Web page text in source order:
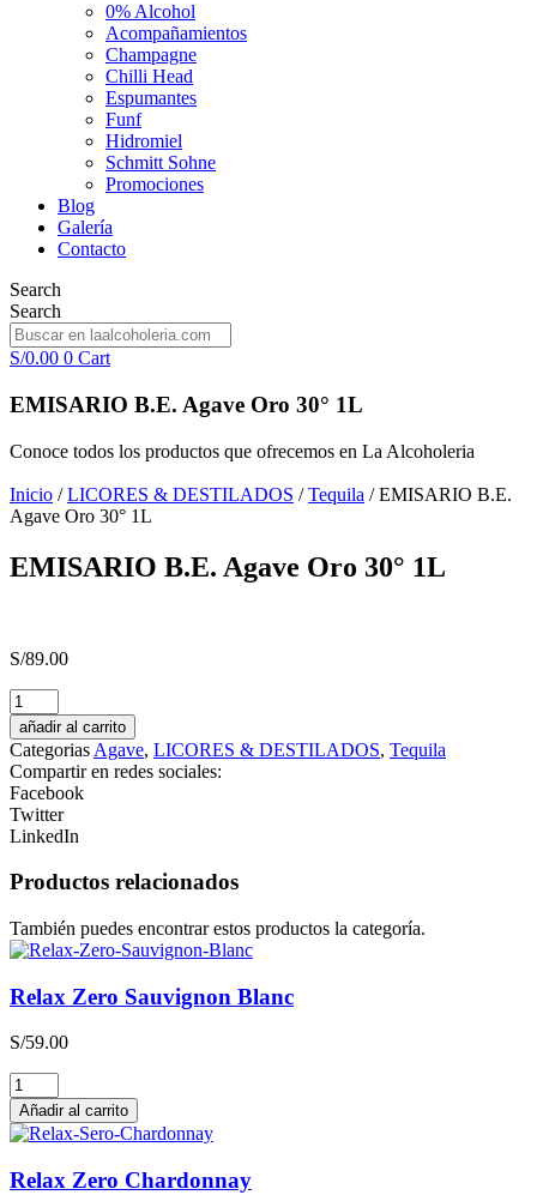
0% Alcohol
Acompañamientos
Champagne
Chilli Head
Espumantes
Funf
Hidromiel
Schmitt Sohne
Promociones
Blog
Galería
Contacto
Search
Search
S/0.00 0 Cart
EMISARIO B.E. Agave Oro 30° 1L
Conoce todos los productos que ofrecemos en La Alcoholeria
Inicio /LICORES & DESTILADOS /Tequila / EMISARIO B.E.
Agave Oro 30° 1L
EMISARIO B.E. Agave Oro 30° 1L
S/89.00
EMISARIO
B.E.
Agave
Oro
30°
1L
cantidad
añadir al carrito
Categorias Agave, LICORES & DESTILADOS, Tequila
Compartir en redes sociales:
Facebook
Twitter
LinkedIn
Productos relacionados
También puedes encontrar estos productos la categoría.
Relax Zero Sauvignon Blanc
S/59.00
Relax
Zero
Sauvignon
Blanc
cantidad
Añadir al carrito
Relax Zero Chardonnay